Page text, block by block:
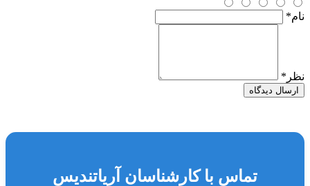
نام*
نظر *
ارسال دیدگاه
تماس با کارشناسان آریاتندیس